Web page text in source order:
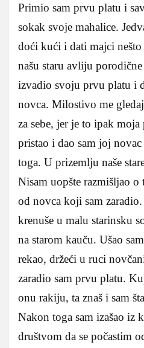
Primio sam prvu platu i
sokak svoje mahalice.
doći kući i dati majci nešto
našu staru avliju
izvadio svoju prvu platu i
novca. Milostivo me
za sebe, jer je to ipak
pristao i dao sam joj
toga. U prizemlju naše
Nisam uopšte razmišljao o
od novca koji sam
krenuše u malu starinsku
na starom kauču. Ušao
rekao, držeći u ruci
zaradio sam prvu platu.
onu rakiju, ta znaš i sam
Nakon toga sam izašao iz
društvom da se počastim